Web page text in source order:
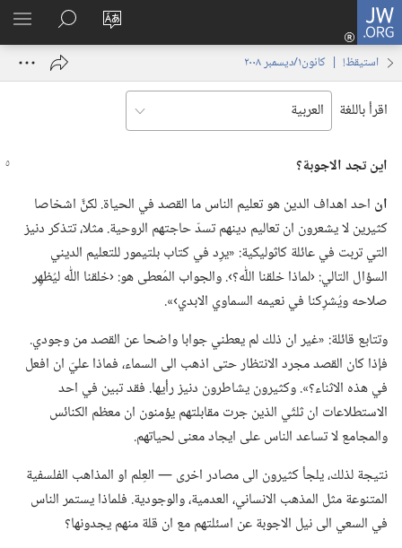
JW.ORG
تغيير
الموقع
تسجيل
الدخول
نافذة
البحث
في
JW.‎ORG
استيقظ‏!‏ | ‏‎كانون١/ديسمبر‏ ‏‎٢٠٠٨‏
اقرأ باللغة
اين تجد الاجوبة؟‏
ان احد اهداف الدين هو تعليم الناس ما القصد في الحياة.‏ لكنَّ اشخاصا
كثيرين لا يشعرون ان تعاليم دينهم تسدّ حاجتهم الروحية.‏ مثلا،‏ تتذكر دنيز
التي تربت في عائلة كاثوليكية:‏ «يرِد في كتاب بلتيمور للتعليم الديني
السؤال التالي:‏ ‹لماذا خلقنا اللّٰه؟‏›.‏ والجواب المُعطى هو:‏ ‹خلقنا اللّٰه ليُظهِر
صلاحه ويُشرِكنا في نعيمه السماوي الابدي›».‏
وتتابع قائلة:‏ «غير ان ذلك لم يعطني جوابا واضحا عن القصد من وجودي.‏
فإذا كان القصد مجرد الانتظار حتى اذهب الى السماء،‏ فماذا عليّ ان افعل
في هذه الاثناء؟‏».‏ وكثيرون يشاطرون دنيز رأيها.‏ فقد تبين في احد
الاستطلاعات ان ثلثَي الذين جرت مقابلتهم يؤمنون ان معظم الكنائس
والمجامع لا تساعد الناس على ايجاد معنى لحياتهم.‏
نتيجة لذلك،‏ يلجأ كثيرون الى مصادر اخرى —‏ العِلم او المذاهب الفلسفية
المتنوعة مثل المذهب الانساني،‏ العدمية،‏ والوجودية.‏ فلماذا يستمر الناس
في السعي الى نيل الاجوبة عن اسئلتهم مع ان قلة منهم يجدونها؟‏